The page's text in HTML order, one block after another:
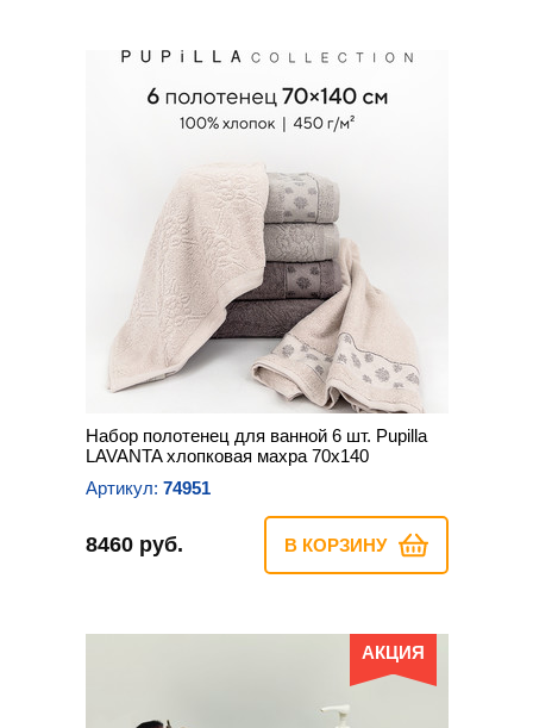
Набор полотенец для ванной 6 шт. Pupilla
LAVANTA хлопковая махра 70х140
Артикул: 74951
8460 руб. В КОРЗИНУ
АКЦИЯ